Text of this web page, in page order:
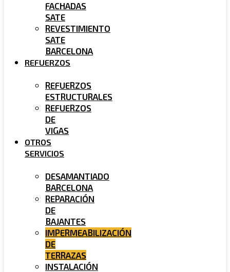
FACHADAS
SATE
REVESTIMIENTO
SATE
BARCELONA
REFUERZOS
REFUERZOS
ESTRUCTURALES
REFUERZOS
DE
VIGAS
OTROS
SERVICIOS
DESAMANTIADO
BARCELONA
REPARACIÓN
DE
BAJANTES
IMPERMEABILIZACIÓN
DE
TERRAZAS
INSTALACIÓN